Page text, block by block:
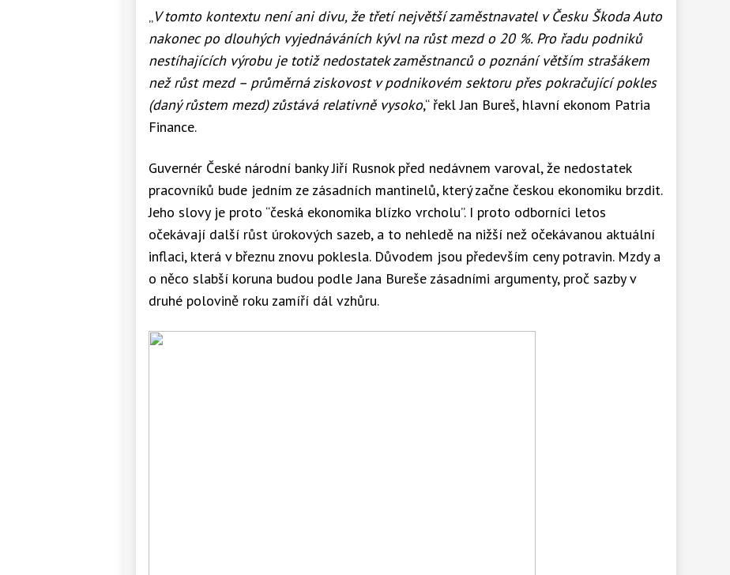
„V tomto kontextu není ani divu, že třetí největší zaměstnavatel v Česku Škoda Auto
nakonec po dlouhých vyjednáváních kývl na růst mezd o 20 %. Pro řadu podniků
nestíhajících výrobu je totiž nedostatek zaměstnanců o poznání větším strašákem
než růst mezd – průměrná ziskovost v podnikovém sektoru přes pokračující pokles
(daný růstem mezd) zůstává relativně vysoko,“ řekl Jan Bureš, hlavní ekonom Patria
Finance.
Guvernér České národní banky Jiří Rusnok před nedávnem varoval, že nedostatek
pracovníků bude jedním ze zásadních mantinelů, který začne českou ekonomiku brzdit.
Jeho slovy je proto “česká ekonomika blízko vrcholu”. I proto odborníci letos
očekávají další růst úrokových sazeb, a to nehledě na nižší než očekávanou aktuální
inflaci, která v březnu znovu poklesla. Důvodem jsou především ceny potravin. Mzdy a
o něco slabší koruna budou podle Jana Bureše zásadními argumenty, proč sazby v
druhé polovině roku zamíří dál vzhůru.